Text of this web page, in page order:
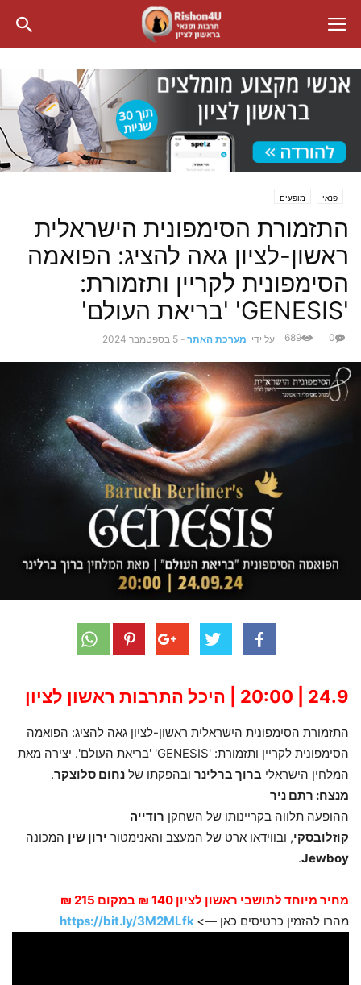
פנאי מופעים
התזמורת הסימפונית הישראלית
ראשון-לציון גאה להציג: הפואמה
הסימפונית לקריין ותזמורת:
'GENESIS' 'בריאת העולם'
על ידי מערכת האתר - 5 בספטמבר 2024 0
689
24.9 | 20:00 | היכל התרבות ראשון לציון
התזמורת הסימפונית הישראלית ראשון-לציון גאה להציג: הפואמה
הסימפונית לקריין ותזמורת: 'GENESIS' 'בריאת העולם'. יצירה מאת
המלחין הישראלי ברוך ברלינר ובהפקתו של נחום סלוצקר.
מנצח: רתם ניר
ההופעה תלווה בקריינותו של השחקן רודייה
קוזלובסקי, ובווידאו ארט של המעצב והאנימטור ירון שין המכונה
Jewboy
.
מחיר מיוחד לתושבי ראשון לציון 140 ₪ במקום 215 ₪
מהרו להזמין כרטיסים כאן —> https://bit.ly/3M2MLfk